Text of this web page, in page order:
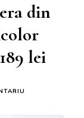
din
lei